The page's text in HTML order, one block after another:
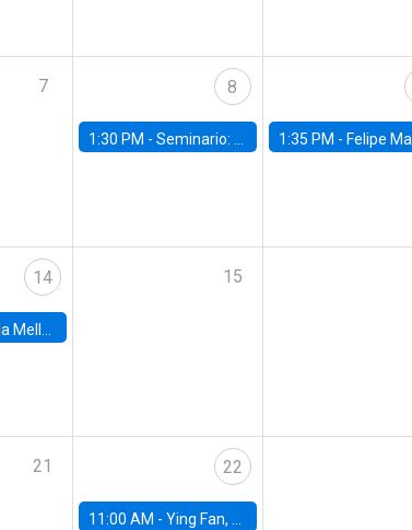
7 8
1:30 PM -Seminario: “Recuperando la humanidad para progresar en la era de la IA» 1:35 PM - Felipe Martínez, alumno Doctorado en
14
Education and Research
15
21 22
11:00 AM -Ying Fan, University of Michigan